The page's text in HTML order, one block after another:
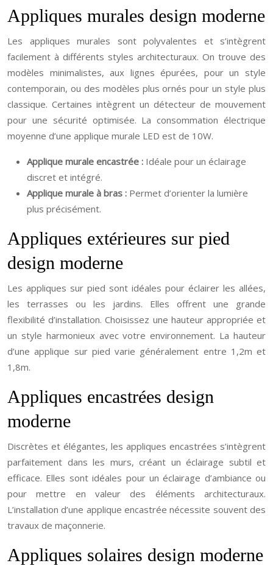
Appliques murales design moderne
Les appliques murales sont polyvalentes et s’intègrent
facilement à différents styles architecturaux. On trouve des
modèles minimalistes, aux lignes épurées, pour un style
contemporain, ou des modèles plus ornés pour un style plus
classique. Certaines intègrent un détecteur de mouvement
pour une sécurité optimisée. La consommation électrique
moyenne d’une applique murale LED est de 10W.
Applique murale encastrée : Idéale pour un éclairage
discret et intégré.
Applique murale à bras : Permet d’orienter la lumière
plus précisément.
Appliques extérieures sur pied
design moderne
Les appliques sur pied sont idéales pour éclairer les allées,
les terrasses ou les jardins. Elles offrent une grande
flexibilité d’installation. Choisissez une hauteur appropriée et
un style harmonieux avec votre environnement. La hauteur
d’une applique sur pied varie généralement entre 1,2m et
1,8m.
Appliques encastrées design
moderne
Discrètes et élégantes, les appliques encastrées s’intègrent
parfaitement dans les murs, créant un éclairage subtil et
efficace. Elles sont idéales pour un éclairage d’ambiance ou
pour mettre en valeur des éléments architecturaux.
L’installation d’une applique encastrée nécessite souvent des
travaux de maçonnerie.
Appliques solaires design moderne